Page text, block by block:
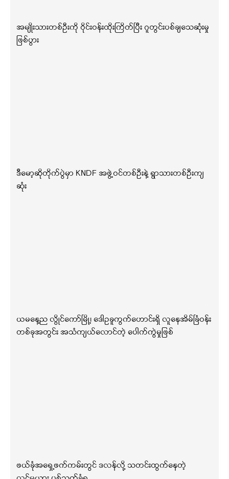
အမျိုးသားတစ်ဦးကို ဝိုင်းဝန်းထိုးကြိတ်ပြီး ဂူတွင်းပစ်ချသေဆုံးမှု
ဖြစ်ပွား
ဒီမော့ဆိုတိုက်ပွဲမှာ KNDF အဖွဲ့ဝင်တစ်ဦးနဲ့ ရွာသားတစ်ဦးကျ
ဆုံး
ယမနေ့ည လွိုင်ကော်မြို့၊ ဒေါဥခူကွက်ဟောင်းရှိ လူနေအိမ်ခြံဝန်း
တစ်ခုအတွင်း အသံကျယ်လောင်တဲ့ ပေါက်ကွဲမှုဖြစ်
ဖယ်ခုံအရှေ့ဖက်ကမ်းတွင် ဒလန်လို့ သတင်းထွက်နေတဲ့